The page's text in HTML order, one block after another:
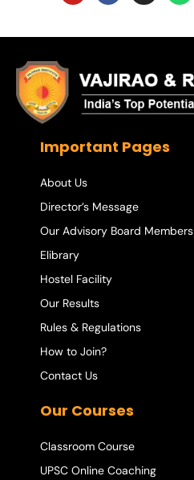
Important Pages
About Us
Director’s Message
Our Advisory Board Members
Elibrary
Hostel Facility
Our Results
Rules & Regulations
How to Join?
Contact Us
Our Courses
Classroom Course
UPSC Online Coaching